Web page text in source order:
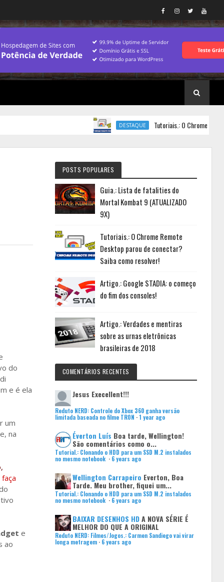
DESTAQUE Tutoriais.: O Chrome Remote
do
e é ela
um
na
faça
e
ao
POSTS POPULARES
Guia.: Lista de fatalities do
Mortal Kombat 9 (ATUALIZADO
9X)
Tutoriais.: O Chrome Remote
Desktop parou de conectar?
Saiba como resolver!
Artigo.: Google STADIA: o começo
do fim dos consoles!
Artigo.: Verdades e mentiras
sobre as urnas eletrônicas
brasileiras de 2018
COMENTÁRIOS RECENTES
Jesus Execellent!!!
Reduto NERD: Controle do Xbox 360 ganha versão
limitada baseada no filme TRON ·1 year ago
Éverton Luís Boa tarde, Wellington!
São comentários como o...
Tutorial.: Clonando o HDD para um SSD M.2 instalados
no mesmo notebook · 6 years ago
Wellington Carrapeiro Everton, Boa
Tarde. Meu brother, fiquei um...
Tutorial.: Clonando o HDD para um SSD M.2 instalados
no mesmo notebook · 6 years ago
BAIXAR DESENHOS HD A NOVA SÉRIE É
MELHOR DO QUE A ORIGINAL
Reduto NERD: Filmes/Jogos.: Carmen Sandiego vai virar
longa metragem· 6 years ago